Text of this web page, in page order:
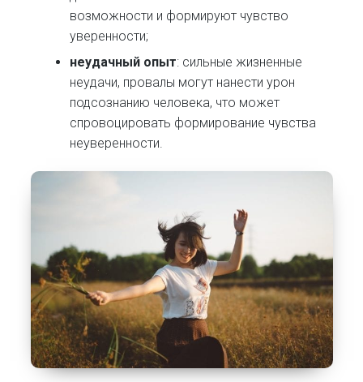
возможности и формируют чувство
уверенности;
неудачный опыт: сильные жизненные
неудачи, провалы могут нанести урон
подсознанию человека, что может
спровоцировать формирование чувства
неуверенности.